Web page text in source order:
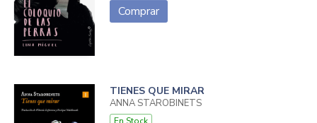
Comprar
TIENES QUE MIRAR
ANNA STAROBINETS